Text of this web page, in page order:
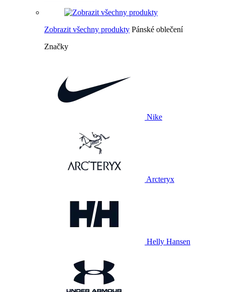
Zobrazit všechny produkty Pánské oblečení
Značky
Nike
Arcteryx
Helly Hansen